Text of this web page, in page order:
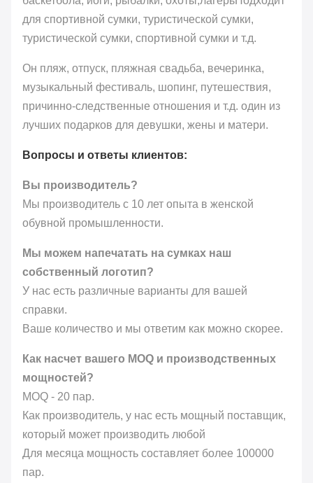
для спортивной сумки, туристической сумки,
туристической сумки, спортивной сумки и т.д.
Он пляж, отпуск, пляжная свадьба, вечеринка,
музыкальный фестиваль, шопинг, путешествия,
причинно-следственные отношения и т.д. один из
лучших подарков для девушки, жены и матери.
Вопросы и ответы клиентов:
Вы производитель?
Мы производитель с 10 лет опыта в женской
обувной промышленности.
Мы можем напечатать на сумках наш
собственный логотип?
У нас есть различные варианты для вашей
справки.
Ваше количество и мы ответим как можно скорее.
Как насчет вашего MOQ и производственных
мощностей?
MOQ - 20 пар.
Как производитель, у нас есть мощный поставщик,
который может производить любой
Для месяца мощность составляет более 100000
пар.